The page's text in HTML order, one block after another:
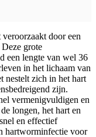
door een
grote
een lengte van wel 36
in het lichaam van
nestelt zich in het hart
zijn.
vermenigvuldigen en
longen, het hart en
en effectief
hartworminfectie voor